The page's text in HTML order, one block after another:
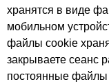
хранятся в виде
мобильном
файлы cookie
закрываете сеанс
постоянные